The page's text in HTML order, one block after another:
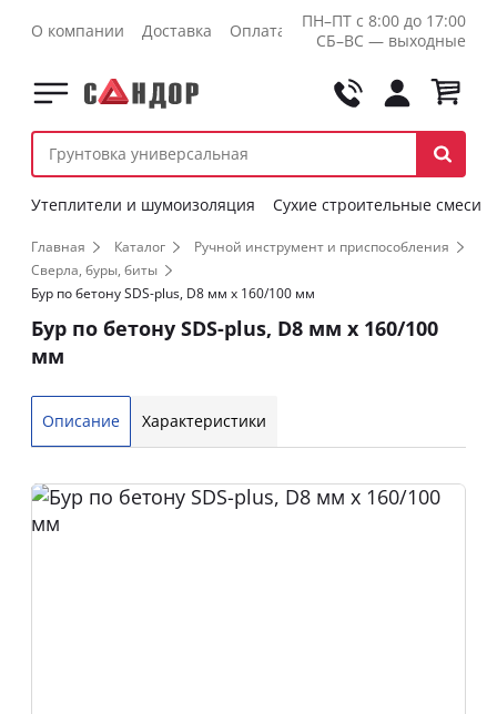
О компании Доставка Оплата Контакты Оптовикам
ПН–ПТ с 8:00 до 17:00
СБ–ВС — выходные
Утеплители и шумоизоляция Сухие строительные смеси
Главная Каталог
Ручной инструмент и приспособления
Сверла, буры, биты
Бур по бетону SDS-plus, D8 мм x 160/100 мм
Бур по бетону SDS-plus, D8 мм x 160/100
мм
Описание Характеристики